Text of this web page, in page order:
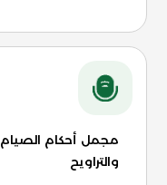
مجمل أحكام الصيام
والتراويح